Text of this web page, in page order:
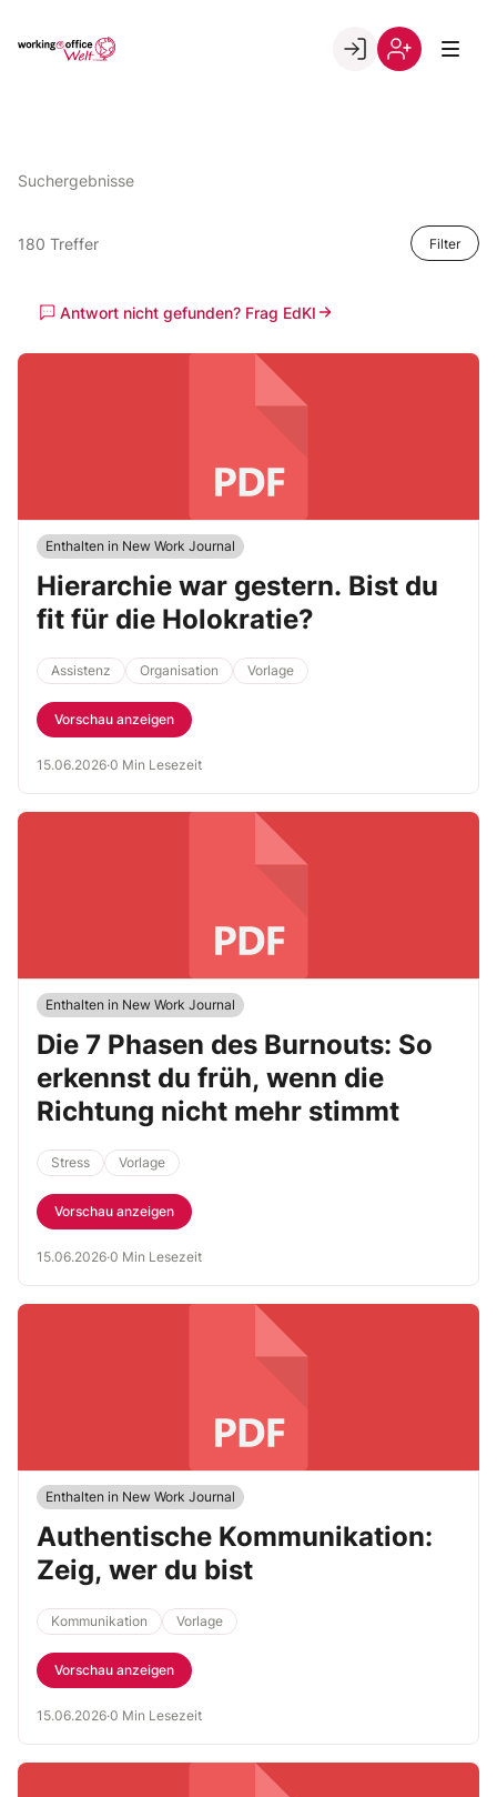
Go to landing page.
Suchergebnisse
180 Treffer Filter
Antwort nicht gefunden? Frag EdKI
Enthalten in New Work Journal
Hierarchie war gestern. Bist du
fit für die Holokratie?
Assistenz Organisation Vorlage
Vorschau anzeigen
15.06.2026·0 Min Lesezeit
Enthalten in New Work Journal
Die 7 Phasen des Burnouts: So
erkennst du früh, wenn die
Richtung nicht mehr stimmt
Stress Vorlage
Vorschau anzeigen
15.06.2026·0 Min Lesezeit
Enthalten in New Work Journal
Authentische Kommunikation:
Zeig, wer du bist
Kommunikation Vorlage
Vorschau anzeigen
15.06.2026·0 Min Lesezeit